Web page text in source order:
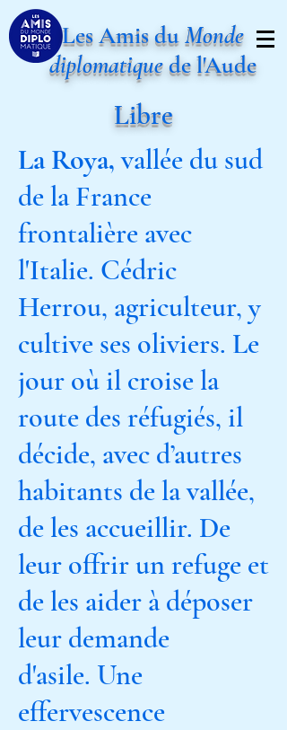
Les Amis duMonde
diplomatiquede l'Aude
Libre
La Roya,vallée du sud
de la France
frontalière avec
l'Italie. Cédric
Herrou, agriculteur, y
cultive ses oliviers. Le
jour où il croise la
route des réfugiés, il
décide, avec d’autres
habitants de la vallée,
de les accueillir. De
leur offrir un refuge et
de les aider à déposer
leur demande
d'asile. Une
effervescence